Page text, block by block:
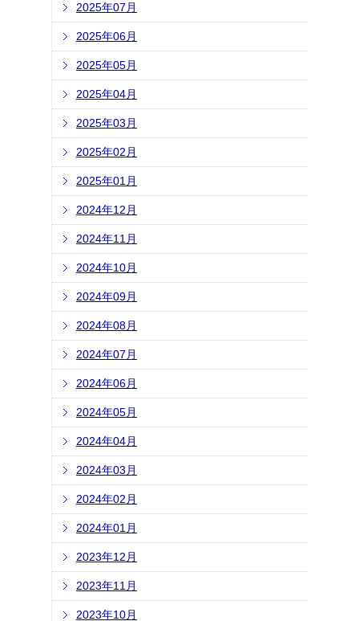
2025年07月
2025年06月
2025年05月
2025年04月
2025年03月
2025年02月
2025年01月
2024年12月
2024年11月
2024年10月
2024年09月
2024年08月
2024年07月
2024年06月
2024年05月
2024年04月
2024年03月
2024年02月
2024年01月
2023年12月
2023年11月
2023年10月